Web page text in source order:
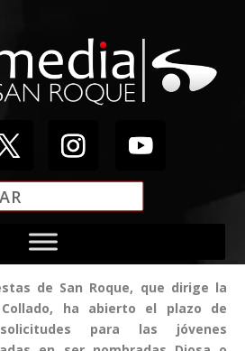
de San Roque, que dirige la
ha abierto el plazo de
para las jóvenes